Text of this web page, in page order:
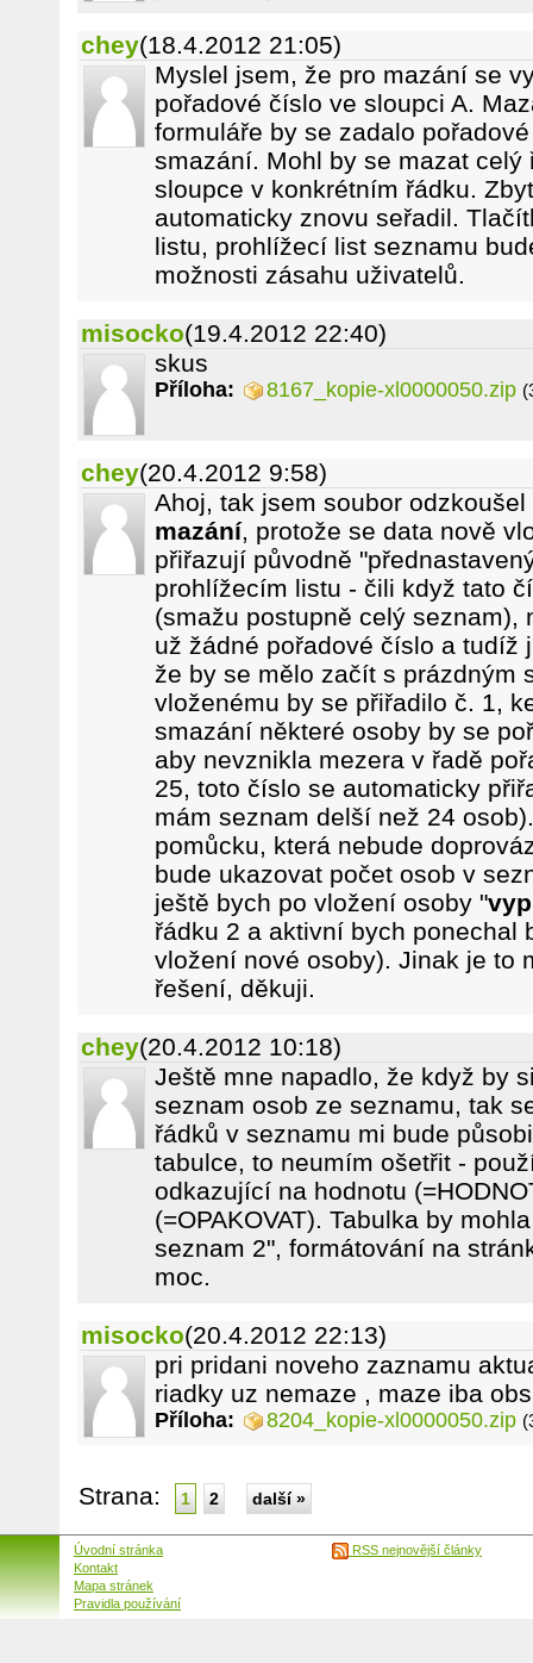
chey(18.4.2012 21:05)
Myslel jsem, že pro mazání se
pořadové číslo ve sloupci A.
formuláře by se zadalo
smazání. Mohl by se mazat celý
sloupce v konkrétním řádku.
automaticky znovu seřadil.
listu, prohlížecí list seznamu
možnosti zásahu uživatelů.
misocko(19.4.2012 22:40)
skus
Příloha: 8167_kopie-xl0000050.zip
chey(20.4.2012 9:58)
Ahoj, tak jsem soubor
mazání, protože se data nově
přiřazují původně
prohlížecím listu - čili když tato
(smažu postupně celý seznam),
už žádné pořadové číslo a tudíž
že by se mělo začít s prázdným
vloženému by se přiřadilo č. 1,
smazání některé osoby by se
aby nevznikla mezera v řadě
25, toto číslo se automaticky
mám seznam delší než 24
pomůcku, která nebude
bude ukazovat počet osob v
ještě bych po vložení osoby "
řádku 2 a aktivní bych ponechal
vložení nové osoby). Jinak je to
řešení, děkuji.
chey(20.4.2012 10:18)
Ještě mne napadlo, že když by
seznam osob ze seznamu, tak
řádků v seznamu mi bude
tabulce, to neumím ošetřit -
odkazující na hodnotu
(=OPAKOVAT). Tabulka by
seznam 2", formátování na
moc.
misocko(20.4.2012 22:13)
pri pridani noveho zaznamu
riadky uz nemaze , maze iba
Příloha: 8204_kopie-xl0000050.zip
Strana: 1 2 další »
Úvodní stránka
Kontakt
Mapa stránek
Pravidla používání
RSS nejnovější články